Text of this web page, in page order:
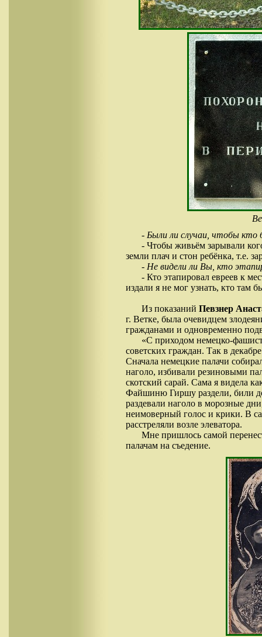
- Были ли случаи, чтобы
- Чтобы живьём зарывали
земли плач и стон ребёнка, т.е.
- Не видели ли Вы, кто
- Кто этапировал евреев к
издали я не мог узнать, кто там
Из показанийПевзнер
г. Ветке, была очевидцем
гражданами и одновременно
«С приходом немецко-
советских граждан. Так в
Сначала немецкие палачи
наголо, избивали резиновыми
скотский сарай. Сама я видела
Файшиню Гиршу раздели, били до
раздевали наголо в морозные
неимоверный голос и крики. В
расстреляли возле элеватора.
Мне пришлось самой
палачам на съедение.